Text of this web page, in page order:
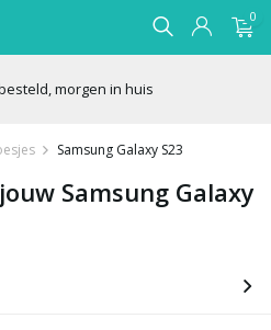
0
morgen in huis
Samsung Galaxy S23
Samsung Galaxy